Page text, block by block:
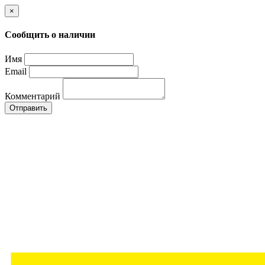
×
Сообщить о наличии
Имя
Email
Комментарий
Отправить